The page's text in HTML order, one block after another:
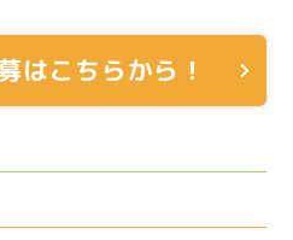
はこちらから！